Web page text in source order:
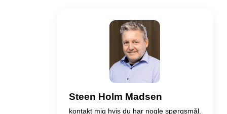
Steen Holm Madsen
kontakt mig hvis du har nogle spørgsmål.